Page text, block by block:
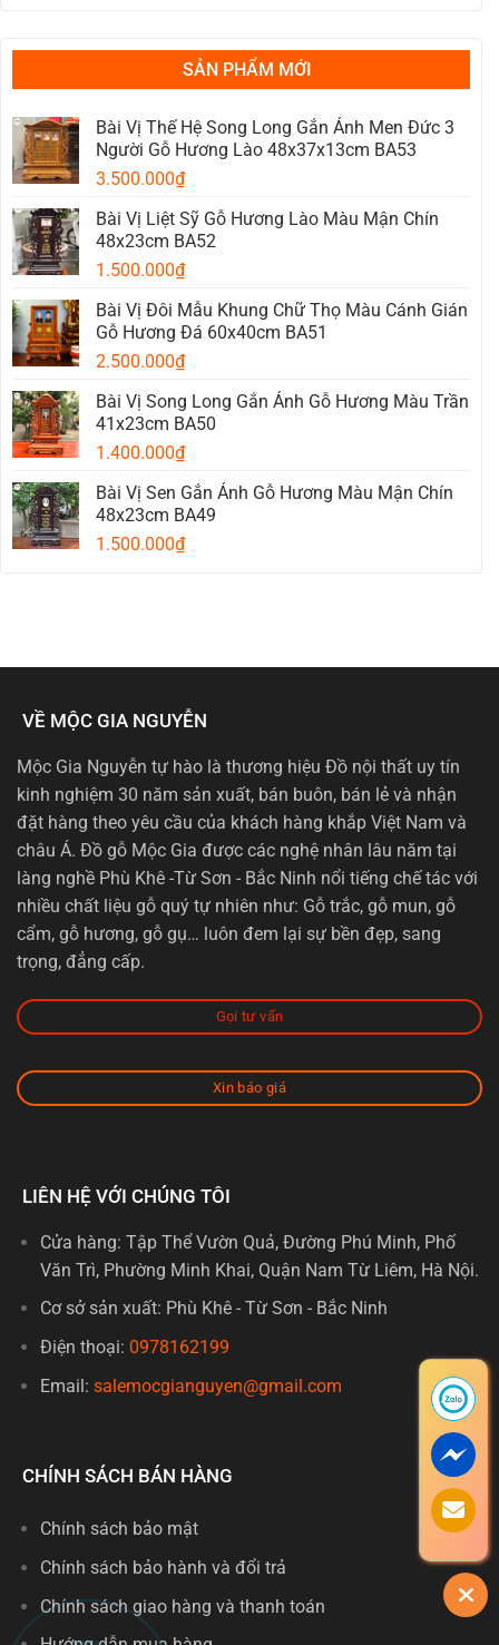
Mới?
Mức
Độ
Thước
Thước
Lỗ
Ban
ở
Vị
Song
Long
Gỗ
Hương
Được
Ưa
Chuộng
Nhất
2026
SẢN PHẨM MỚI
Bài Vị Thế Hệ Song Long Gắn Ảnh Men Đức 3
Người Gỗ Hương Lào 48x37x13cm BA53
3.500.000₫
Bài Vị Liệt Sỹ Gỗ Hương Lào Màu Mận Chín
48x23cm BA52
1.500.000₫
Bài Vị Đôi Mẫu Khung Chữ Thọ Màu Cánh Gián
Gỗ Hương Đá 60x40cm BA51
2.500.000₫
Bài Vị Song Long Gắn Ảnh Gỗ Hương Màu Trần
41x23cm BA50
1.400.000₫
Bài Vị Sen Gắn Ảnh Gỗ Hương Màu Mận Chín
48x23cm BA49
1.500.000₫
VỀ MỘC GIA NGUYỄN
Mộc Gia Nguyễn tự hào là thương hiệu Đồ nội thất uy tín
kinh nghiệm 30 năm sản xuất, bán buôn, bán lẻ và nhận
đặt hàng theo yêu cầu của khách hàng khắp Việt Nam và
châu Á. Đồ gỗ Mộc Gia được các nghệ nhân lâu năm tại
làng nghề Phù Khê -Từ Sơn - Bắc Ninh nổi tiếng chế tác với
nhiều chất liệu gỗ quý tự nhiên như: Gỗ trắc, gỗ mun, gỗ
cẩm, gỗ hương, gỗ gụ… luôn đem lại sự bền đẹp, sang
trọng, đẳng cấp.
Gọi tư vấn
Xin báo giá
LIÊN HỆ VỚI CHÚNG TÔI
Cửa hàng: Tập Thể Vườn Quả, Đường Phú Minh, Phố
Văn Trì, Phường Minh Khai, Quận Nam Từ Liêm, Hà Nội.
Cơ sở sản xuất: Phù Khê - Từ Sơn - Bắc Ninh
Điện thoại: 0978162199
Email: salemocgianguyen@gmail.com
CHÍNH SÁCH BÁN HÀNG
Chính sách bảo mật
Chính sách bảo hành và đổi trả
Chính sách giao hàng và thanh toán